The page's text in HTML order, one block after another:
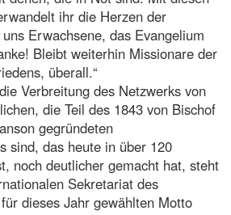
ihr die Herzen der
Erwachsene, das Evangelium
Bleibt weiterhin Missionare der
überall.“
Verbreitung des Netzwerks von
die Teil des 1843 von Bischof
gegründeten
sind, das heute in über 120
noch deutlicher gemacht hat, steht
Sekretariat des
dieses Jahr gewählten Motto